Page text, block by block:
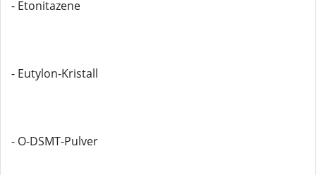
- Etonitazene
- Eutylon-Kristall
- O-DSMT-Pulver